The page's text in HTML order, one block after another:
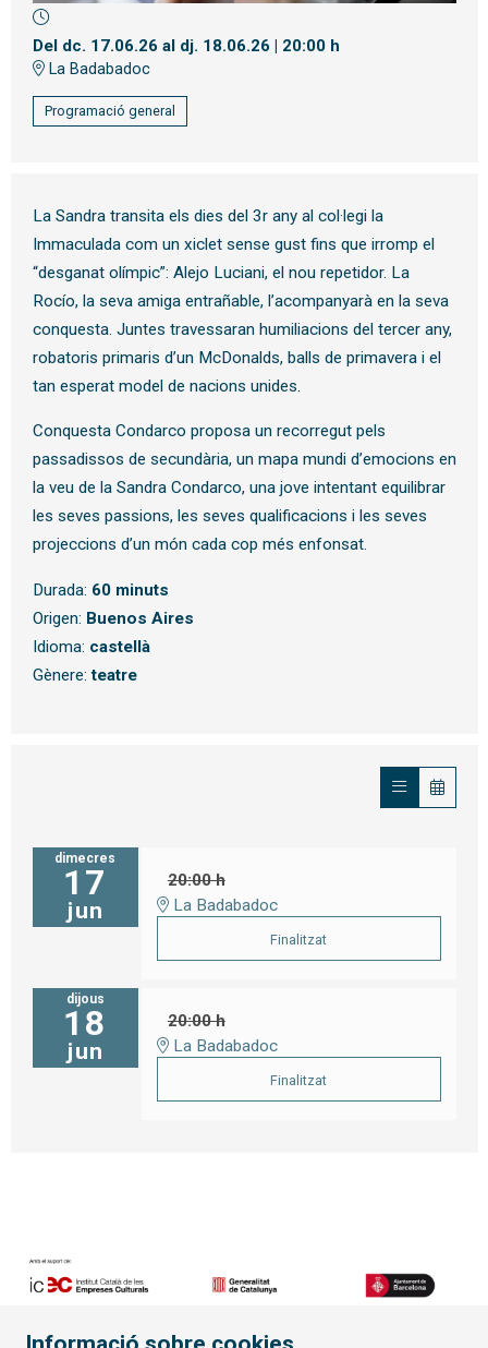
Diapositiva 1 de 1
Del dc. 17.06.26al dj. 18.06.26| 20:00 h
La Badabadoc
Programació general
La Sandra transita els dies del 3r any al col·legi la
Immaculada com un xiclet sense gust fins que irromp el
“desganat olímpic”: Alejo Luciani, el nou repetidor. La
Rocío, la seva amiga entrañable, l’acompanyarà en la seva
conquesta. Juntes travessaran humiliacions del tercer any,
robatoris primaris d’un McDonalds, balls de primavera i el
tan esperat model de nacions unides.
Conquesta Condarco proposa un recorregut pels
passadissos de secundària, un mapa mundi d’emocions en
la veu de la Sandra Condarco, una jove intentant equilibrar
les seves passions, les seves qualificacions i les seves
projeccions d’un món cada cop més enfonsat.
Durada: 60 minuts
Origen: Buenos Aires
Idioma: castellà
Gènere:teatre
dimecres
17
jun
20:00 h
La Badabadoc
Finalitzat
dijous
18
jun
20:00 h
La Badabadoc
Finalitzat